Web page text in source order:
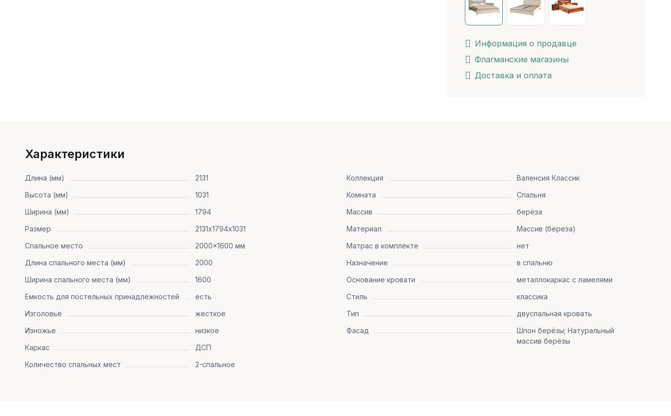
Информация о продавце
Флагманские магазины
Доставка и оплата
Характеристики
Длина (мм)
2131
Высота (мм)
1031
Ширина (мм)
1794
Размер
2131х1794х1031
Спальное место
2000x1600 мм
Длина спального места (мм)
2000
Ширина спального места (мм)
1600
Емкость для постельных принадлежностей
есть
Изголовье
жесткое
Изножье
низкое
Каркас
ДСП
Количество спальных мест
2-спальное
Коллекция
Валенсия Классик
Комната
Спальня
Массив
берёза
Материал
Массив (береза)
Матрас в комплекте
нет
Назначение
в спальню
Основание кровати
металлокаркас с ламелями
Стиль
классика
Тип
двуспальная кровать
Фасад
Шпон берёзы; Натуральный
массив берёзы